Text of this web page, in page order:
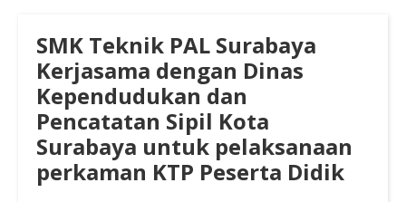
SMK Teknik PAL Surabaya
Kerjasama dengan Dinas
Kependudukan dan
Pencatatan Sipil Kota
Surabaya untuk pelaksanaan
perkaman KTP Peserta Didik